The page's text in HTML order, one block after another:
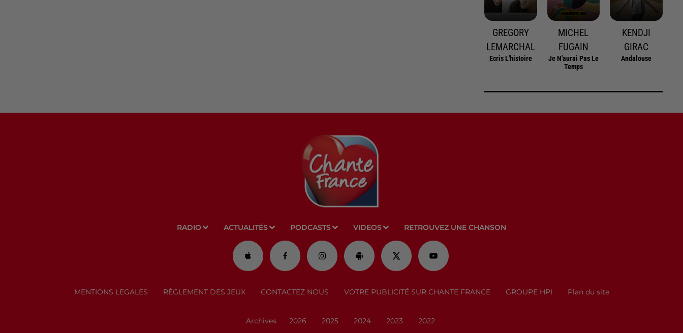
GREGORY
LEMARCHAL
Ecris L'histoire
MICHEL
FUGAIN
Je N'aurai Pas Le
Temps
KENDJI
GIRAC
Andalouse
RADIO ACTUALITÉS PODCASTS VIDEOS RETROUVEZ UNE CHANSON
MENTIONS LEGALES RÈGLEMENT DES JEUX CONTACTEZ NOUS VOTRE PUBLICITÉ SUR CHANTE FRANCE GROUPE HPI Plan du site
Archives 2026 2025 2024 2023 2022